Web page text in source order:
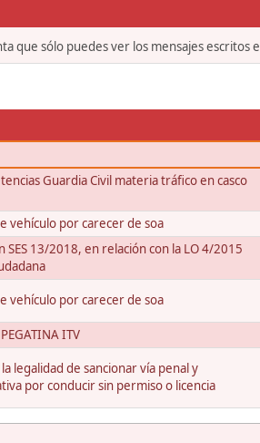
que sólo puedes ver los mensajes escritos
Guardia Civil materia tráfico en casco
vehículo por carecer de soa
SES 13/2018, en relación con la LO 4/2015
vehículo por carecer de soa
ITV
la legalidad de sancionar vía penal y
por conducir sin permiso o licencia